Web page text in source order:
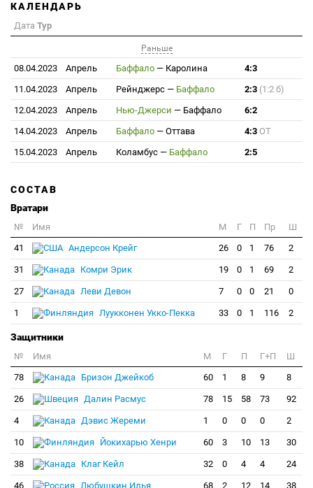
КАЛЕНДАРЬ
Дата Тур
Раньше
08.04.2023 Апрель Баффало — Каролина
4:3
11.04.2023
Апрель Рейнджерс — Баффало 2:3 (1:2 б)
12.04.2023
Апрель Нью-Джерси — Баффало
6:2
14.04.2023
Апрель Баффало — Оттава 4:3 ОТ
15.04.2023
Апрель Коламбус — Баффало 2:5
СОСТАВ
Вратари
№ Имя M Г П Пр
Ш
41
Андерсон Крейг 26 0 1 76 2
31 Комри Эрик 19 0 1 69 2
27 Леви Девон 7 0 0 21 0
1 Луукконен Укко-Пекка 33 0 1 116 2
Защитники
№ Имя M Г П Г+П
Ш
78
Бризон Джейкоб 60 1 8 9 8
26 Далин Расмус 78 15 58 73 92
4 Дэвис Жереми 1 0 0 0 2
10 Йокихарью Хенри 60 3 10 13 30
38 Клаг Кейл 32 0 4 4 24
46 Любушкин Илья 68 2 12 14 38